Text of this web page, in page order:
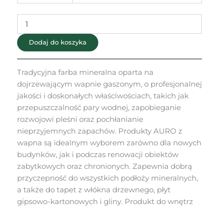
wapienna
Nr
344
Dodaj do koszyka
Tradycyjna farba mineralna oparta na
dojrzewającym wapnie gaszonym, o profesjonalnej
jakości i doskonałych właściwościach, takich jak
przepuszczalność pary wodnej, zapobieganie
rozwojowi pleśni oraz pochłanianie
nieprzyjemnych zapachów. Produkty AURO z
wapna są idealnym wyborem zarówno dla nowych
budynków, jak i podczas renowacji obiektów
zabytkowych oraz chronionych. Zapewnia dobrą
przyczepność do wszystkich podłoży mineralnych,
a także do tapet z włókna drzewnego, płyt
gipsowo-kartonowych i gliny. Produkt do wnętrz